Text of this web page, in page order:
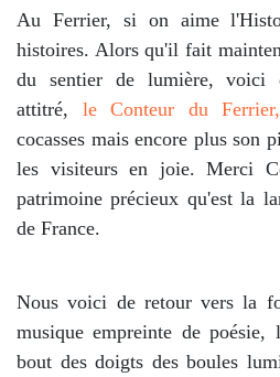
Au Ferrier, si on aime
histoires. Alors qu'il fait
du sentier de lumière, voici
attitré, le Conteur du
cocasses mais encore plus son
les visiteurs en joie. Merci
patrimoine précieux qu'est la
de France.
Nous voici de retour vers la
musique empreinte de
bout des doigts des boules